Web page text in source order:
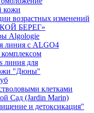
кожи
возрастных изменений
БЕРЕГ»
Algologie
линия с ALGO4
линия для
"Дюны"
клетками
Сад (Jardin Marin)
и детоксикация"